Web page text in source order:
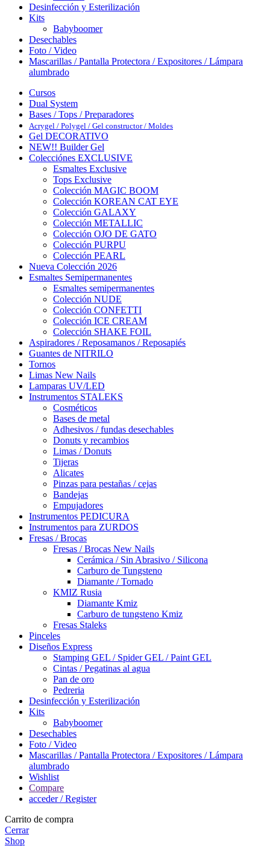
Desinfección y Esterilización
Kits
Babyboomer
Desechables
Foto / Video
Mascarillas / Pantalla Protectora / Expositores / Lámpara
alumbrado
Cursos
Dual System
Bases / Tops / Preparadores
Acrygel / Polygel / Gel constructor / Moldes
Gel DECORATIVO
NEW!! Builder Gel
Colecciónes EXCLUSIVE
Esmaltes Exclusive
Tops Exclusive
Colección MAGIC BOOM
Colección KOREAN CAT EYE
Colección GALAXY
Colección METALLIC
Colección OJO DE GATO
Colección PURPU
Colección PEARL
Nueva Colección 2026
Esmaltes Semipermanentes
Esmaltes semipermanentes
Colección NUDE
Colección CONFETTI
Colección ICE CREAM
Colección SHAKE FOIL
Aspiradores / Reposamanos / Reposapiés
Guantes de NITRILO
Tornos
Limas New Nails
Lamparas UV/LED
Instrumentos STALEKS
Cosméticos
Bases de metal
Adhesivos / fundas desechables
Donuts y recambios
Limas / Donuts
Tijeras
Alicates
Pinzas para pestañas / cejas
Bandejas
Empujadores
Instrumentos PEDICURA
Instrumentos para ZURDOS
Fresas / Brocas
Fresas / Brocas New Nails
Cerámica / Sin Abrasivo / Silicona
Carburo de Tungsteno
Diamante / Tornado
KMIZ Rusia
Diamante Kmiz
Carburo de tungsteno Kmiz
Fresas Staleks
Pinceles
Diseños Express
Stamping GEL / Spider GEL / Paint GEL
Cintas / Pegatinas al agua
Pan de oro
Pedreria
Desinfección y Esterilización
Kits
Babyboomer
Desechables
Foto / Video
Mascarillas / Pantalla Protectora / Expositores / Lámpara
alumbrado
Wishlist
Compare
acceder / Register
Carrito de compra
Cerrar
Shop